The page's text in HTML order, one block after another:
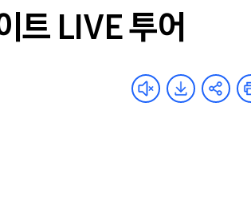
트 LIVE 투어